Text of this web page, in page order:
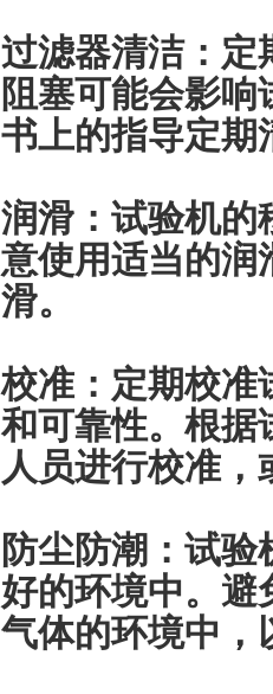
过滤器清洁：定
阻塞可能会影
书上的指导定期
润滑：试验机的
意使用适当的润
滑。
校准：定期校准
和可靠性。根据
人员进行校准
防尘防潮：试
好的环境中。避
气体的环境中，